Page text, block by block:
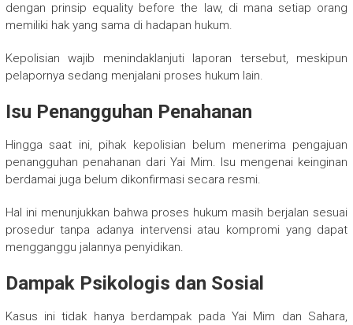
dengan prinsip equality before the law, di mana setiap orang
memiliki hak yang sama di hadapan hukum.
Kepolisian wajib menindaklanjuti laporan tersebut, meskipun
pelapornya sedang menjalani proses hukum lain.
Isu Penangguhan Penahanan
Hingga saat ini, pihak kepolisian belum menerima pengajuan
penangguhan penahanan dari Yai Mim. Isu mengenai keinginan
berdamai juga belum dikonfirmasi secara resmi.
Hal ini menunjukkan bahwa proses hukum masih berjalan sesuai
prosedur tanpa adanya intervensi atau kompromi yang dapat
mengganggu jalannya penyidikan.
Dampak Psikologis dan Sosial
Kasus ini tidak hanya berdampak pada Yai Mim dan Sahara,